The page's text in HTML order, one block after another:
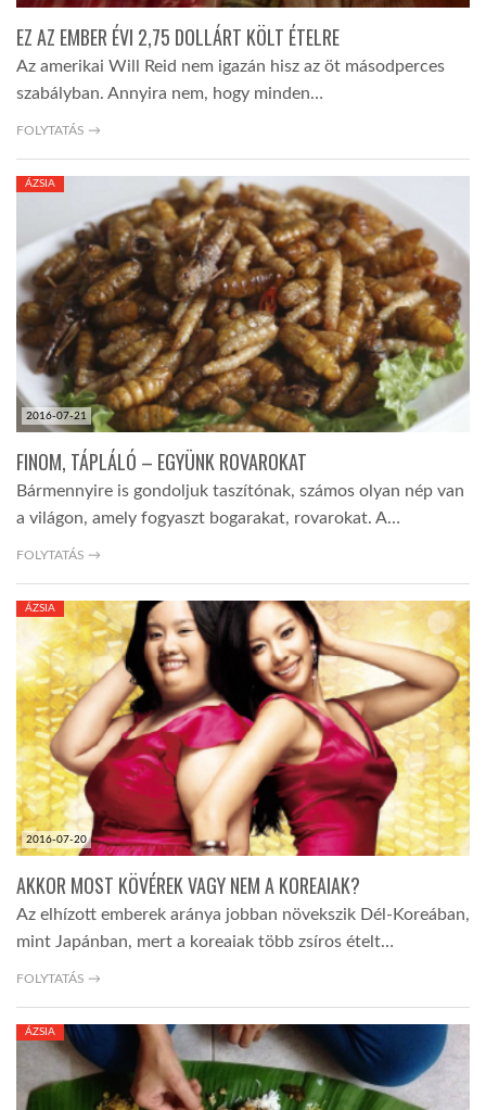
EZ AZ EMBER ÉVI 2,75 DOLLÁRT KÖLT ÉTELRE
Az amerikai Will Reid nem igazán hisz az öt másodperces
szabályban. Annyira nem, hogy minden…
FOLYTATÁS →
2016-07-21
ÁZSIA
FINOM, TÁPLÁLÓ – EGYÜNK ROVAROKAT
Bármennyire is gondoljuk taszítónak, számos olyan nép van
a világon, amely fogyaszt bogarakat, rovarokat. A…
FOLYTATÁS →
2016-07-20
ÁZSIA
AKKOR MOST KÖVÉREK VAGY NEM A KOREAIAK?
Az elhízott emberek aránya jobban növekszik Dél-Koreában,
mint Japánban, mert a koreaiak több zsíros ételt…
FOLYTATÁS →
ÁZSIA